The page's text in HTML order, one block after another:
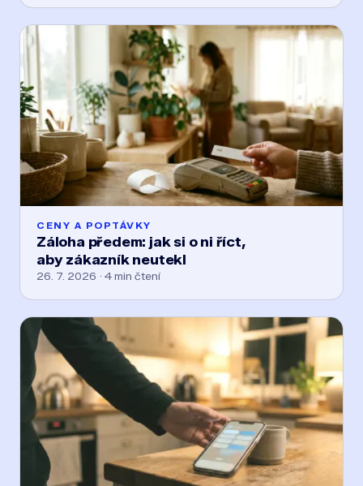
CENY A POPTÁVKY
Záloha předem: jak si o ni říct,
aby zákazník neutekl
26. 7. 2026 · 4 min čtení